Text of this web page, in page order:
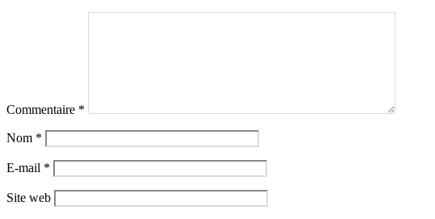
Commentaire *
Nom *
E-mail *
Site web